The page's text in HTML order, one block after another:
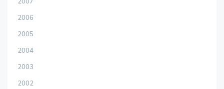
2006
2005
2004
2003
2002